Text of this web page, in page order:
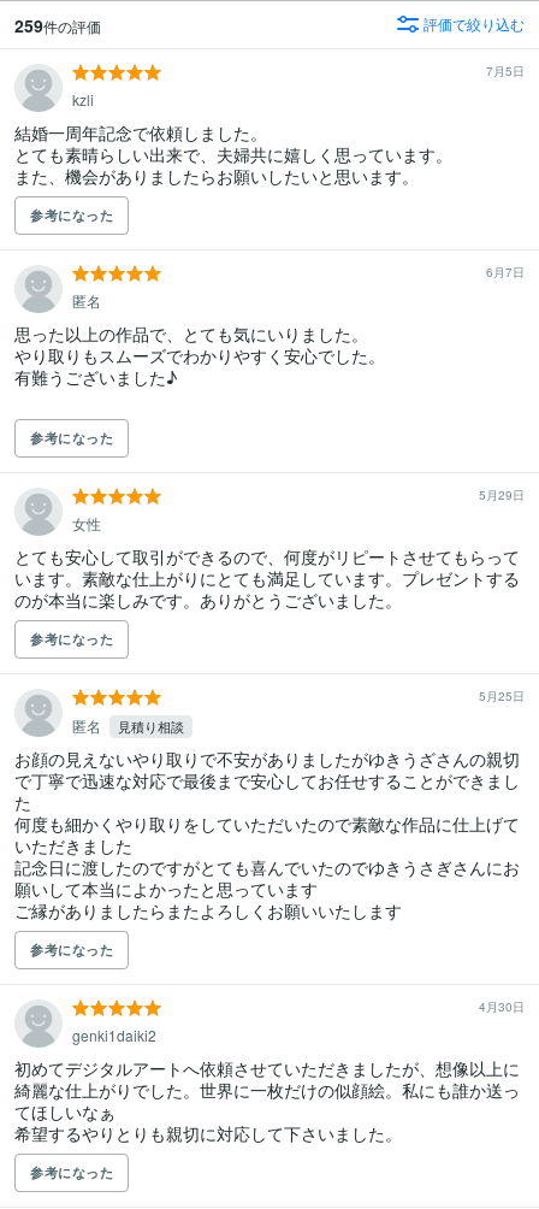
259件の評価 評価で絞り込む
7月5日
kzli
結婚一周年記念で依頼しました。
とても素晴らしい出来で、夫婦共に嬉しく思っています。
また、機会がありましたらお願いしたいと思います。
参考になった
6月7日
匿名
思った以上の作品で、とても気にいりました。
やり取りもスムーズでわかりやすく安心でした。
有難うございました♪
参考になった
5月29日
女性
とても安心して取引ができるので、何度がリピートさせてもらって
います。素敵な仕上がりにとても満足しています。プレゼントする
のが本当に楽しみです。ありがとうございました。
参考になった
5月25日
匿名 見積り相談
お顔の見えないやり取りで不安がありましたがゆきうざさんの親切
で丁寧で迅速な対応で最後まで安心してお任せすることができまし
た
何度も細かくやり取りをしていただいたので素敵な作品に仕上げて
いただきました
記念日に渡したのですがとても喜んでいたのでゆきうさぎさんにお
願いして本当によかったと思っています
ご縁がありましたらまたよろしくお願いいたします
参考になった
4月30日
genki1daiki2
初めてデジタルアートへ依頼させていただきましたが、想像以上に
綺麗な仕上がりでした。世界に一枚だけの似顔絵。私にも誰か送っ
てほしいなぁ
希望するやりとりも親切に対応して下さいました。
参考になった